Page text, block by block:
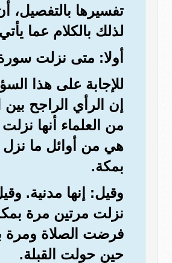
تفسيرها بالتفصيل،
لذلك بالكلام عما
أولا: متى نزلت
للإجابة على هذا
إن الرأي الراجح
من العلماء أنها
هي من أوائل ما نزل
بمكة.
وقيل: إنها مدنية.
نزلت مرتين مرة
فرضت الصلاة ومرة
حين حولت القبلة.